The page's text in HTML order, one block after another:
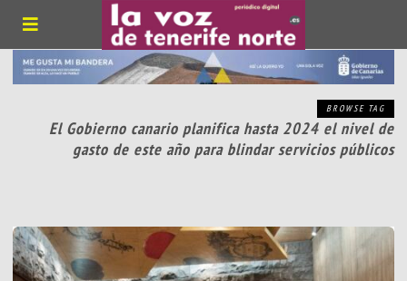
BROWSE TAG
El Gobierno canario planifica hasta 2024 el nivel de
gasto de este año para blindar servicios públicos